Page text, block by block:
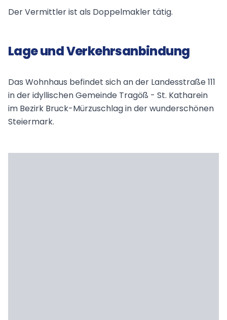
Der Vermittler ist als Doppelmakler tätig.
Lage und Verkehrsanbindung
Das Wohnhaus befindet sich an der Landesstraße 111
in der idyllischen Gemeinde Tragöß - St. Katharein
im Bezirk Bruck-Mürzuschlag in der wunderschönen
Steiermark.